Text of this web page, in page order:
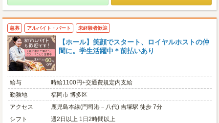
急募 アルバイト・パート 未経験者歓迎
【ホール】笑顔でスタート、ロイヤルホストの仲
間に。学生活躍中＊前払いあり
給与
時給1100円+交通費規定内支給
勤務地
福岡市 博多区
アクセス
鹿児島本線(門司港－八代) 吉塚駅 徒歩 7分
シフト
週2日以上 1日2時間以上